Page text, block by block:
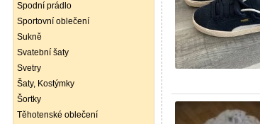
Spodní prádlo
Sportovní oblečení
Sukně
Svatební šaty
Svetry
Šaty, Kostýmky
Šortky
Těhotenské oblečení